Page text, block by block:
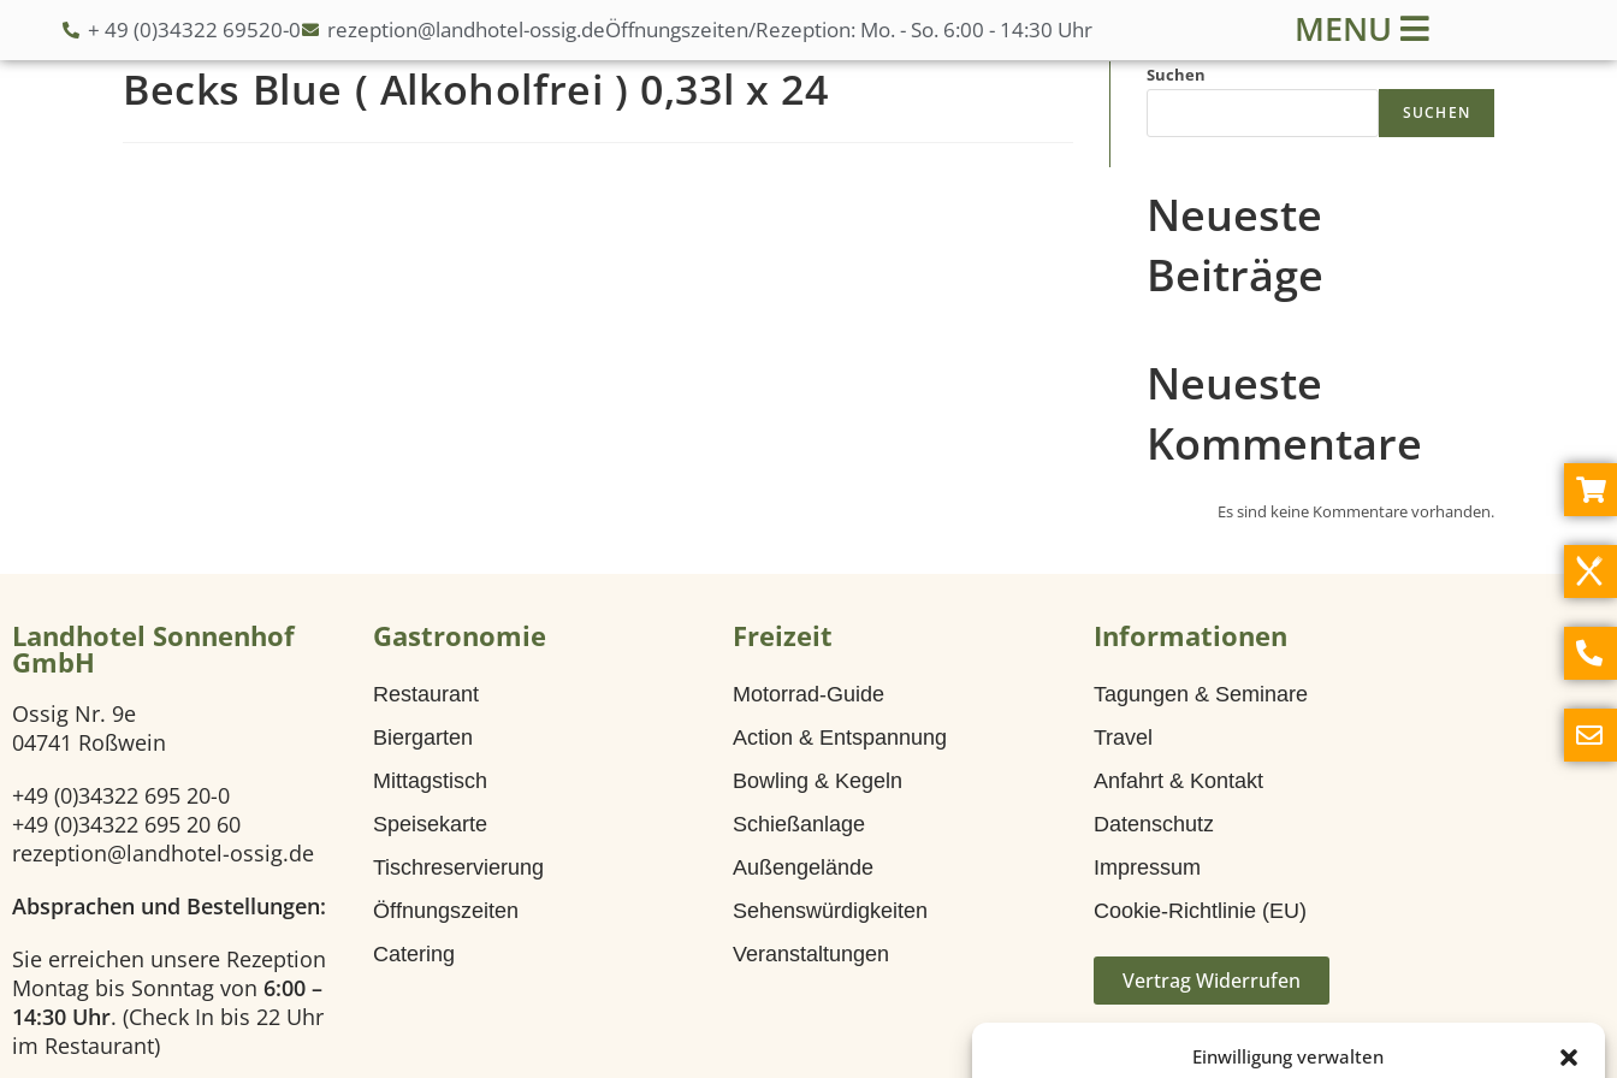
Einwilligung verwalten
+ 49 (0)34322 69520-0 rezeption@landhotel-ossig.deÖffnungszeiten/Rezeption: Mo. - So. 6:00 - 14:30 Uhr MENU
e
o
e
U
Becks Blue ( Alkoholfrei ) 0,33l x 24 Suchen
SUCHEN
Neueste
Beiträge
Neueste
Kommentare
Es sind keine Kommentare vorhanden.
Landhotel Sonnenhof
GmbH
Ossig Nr. 9e
04741 Roßwein
+49 (0)34322 695 20-0
+49 (0)34322 695 20 60
rezeption@landhotel-ossig.de
Absprachen und Bestellungen:
Sie erreichen unsere Rezeption
Montag bis Sonntag von 6:00 –
14:30 Uhr. (Check In bis 22 Uhr
im Restaurant)
Gastronomie
Restaurant
Biergarten
Mittagstisch
Speisekarte
Tischreservierung
Öffnungszeiten
Catering
Freizeit
Motorrad-Guide
Action & Entspannung
Bowling & Kegeln
Schießanlage
Außengelände
Sehenswürdigkeiten
Veranstaltungen
Informationen
Tagungen & Seminare
Travel
Anfahrt & Kontakt
Datenschutz
Impressum
Cookie-Richtlinie (EU)
Vertrag Widerrufen